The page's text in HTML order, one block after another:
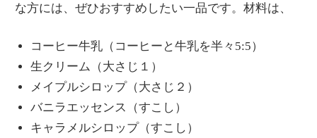
な方には、ぜひおすすめしたい一品です。材料は、
コーヒー牛乳（コーヒーと牛乳を半々5:5）
生クリーム（大さじ１）
メイプルシロップ（大さじ２）
バニラエッセンス（すこし）
キャラメルシロップ（すこし）